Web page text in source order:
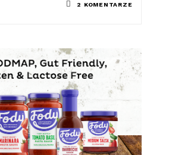
2 KOMENTARZEDO
FODMAP